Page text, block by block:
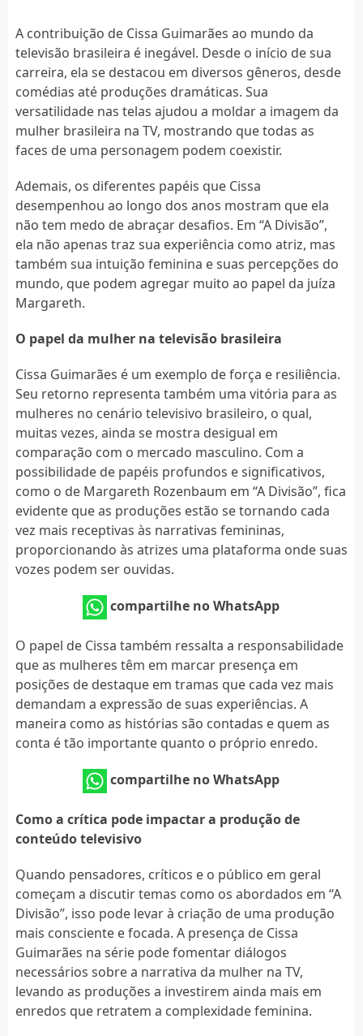
A contribuição de Cissa Guimarães ao mundo da
televisão brasileira é inegável. Desde o início de sua
carreira, ela se destacou em diversos gêneros, desde
comédias até produções dramáticas. Sua
versatilidade nas telas ajudou a moldar a imagem da
mulher brasileira na TV, mostrando que todas as
faces de uma personagem podem coexistir.
Ademais, os diferentes papéis que Cissa
desempenhou ao longo dos anos mostram que ela
não tem medo de abraçar desafios. Em “A Divisão”,
ela não apenas traz sua experiência como atriz, mas
também sua intuição feminina e suas percepções do
mundo, que podem agregar muito ao papel da juíza
Margareth.
O papel da mulher na televisão brasileira
Cissa Guimarães é um exemplo de força e resiliência.
Seu retorno representa também uma vitória para as
mulheres no cenário televisivo brasileiro, o qual,
muitas vezes, ainda se mostra desigual em
comparação com o mercado masculino. Com a
possibilidade de papéis profundos e significativos,
como o de Margareth Rozenbaum em “A Divisão”, fica
evidente que as produções estão se tornando cada
vez mais receptivas às narrativas femininas,
proporcionando às atrizes uma plataforma onde suas
vozes podem ser ouvidas.
compartilhe no WhatsApp
O papel de Cissa também ressalta a responsabilidade
que as mulheres têm em marcar presença em
posições de destaque em tramas que cada vez mais
demandam a expressão de suas experiências. A
maneira como as histórias são contadas e quem as
conta é tão importante quanto o próprio enredo.
compartilhe no WhatsApp
Como a crítica pode impactar a produção de
conteúdo televisivo
Quando pensadores, críticos e o público em geral
começam a discutir temas como os abordados em “A
Divisão”, isso pode levar à criação de uma produção
mais consciente e focada. A presença de Cissa
Guimarães na série pode fomentar diálogos
necessários sobre a narrativa da mulher na TV,
levando as produções a investirem ainda mais em
enredos que retratem a complexidade feminina.